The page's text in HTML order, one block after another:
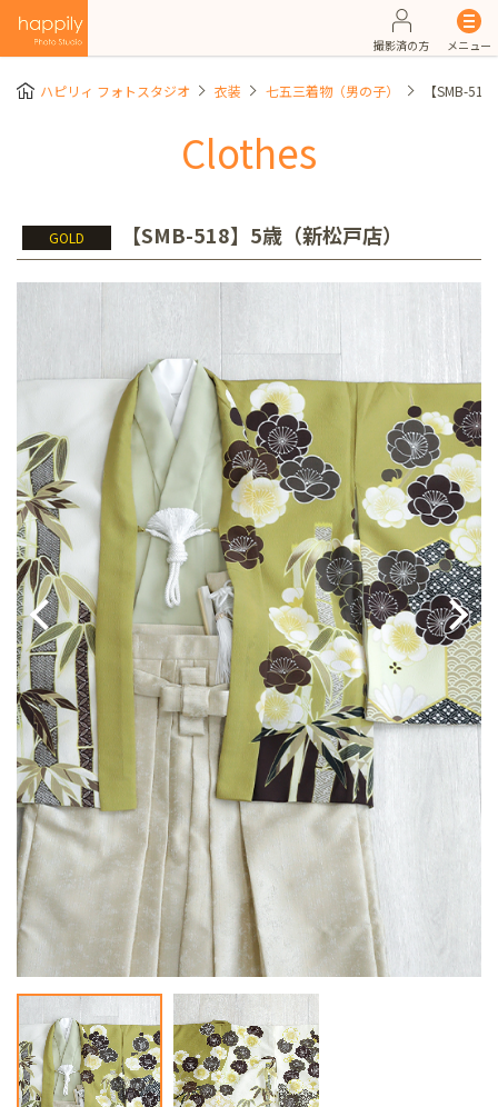
撮影済の方 メニュー
ハピリィ フォトスタジオ 衣装 七五三着物（男の子） 【SMB-
Clothes
GOLD 【SMB-518】5歳（新松戸店）